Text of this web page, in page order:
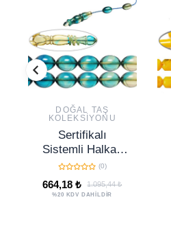
DOĞAL TAŞ
KOLEKSIYONU
Sertifikalı
Sistemli Halkalı
Mavi Şeffaf Renk
Geçişli Ateş
Kehribar Tesbih
(0)
664,18 ₺ 1.095,44 ₺
%20 KDV DAHİLDİR